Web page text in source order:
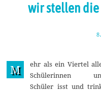
wir stellen die
M
ehr als ein Viertel
Schülerinnen
Schüler isst und